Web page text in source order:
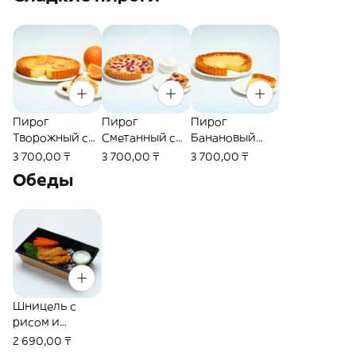
Пирог
Творожный с
фруктами (770г)
3 700,00 ₸
Пирог
Сметанный с
вишней (750г)
3 700,00 ₸
Пирог
Банановый
(780г)
3 700,00 ₸
Обеды
Шницель с
рисом и
овощами (310г)
2 690,00 ₸